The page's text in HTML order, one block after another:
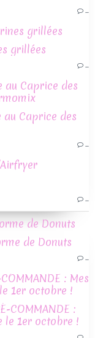
…
grillées
…
au Caprice des
…
…
de Donuts
…
: Mes
1er octobre !